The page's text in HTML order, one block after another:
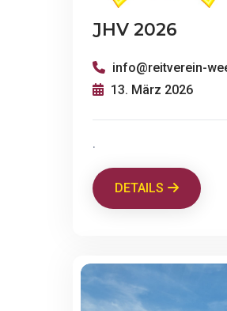
JHV 2026
info@reitverein-
13. März 2026
.
DETAILS